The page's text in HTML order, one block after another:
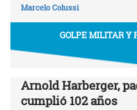
Marcelo Colussi
GOLPE MILITAR Y
Arnold Harberger,
cumplió 102 años